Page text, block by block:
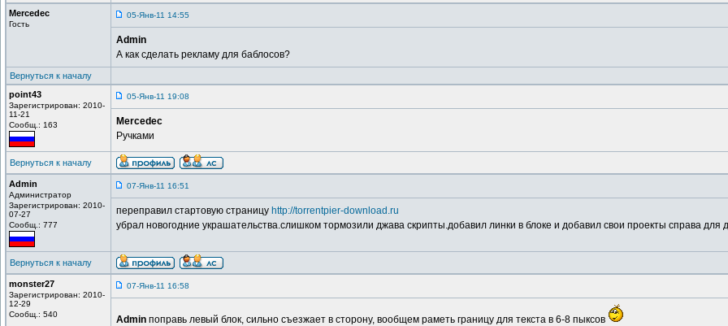
Mercedec
Гость
05-Янв-11 14:55
Admin
А как сделать рекламу для баблосов?
Вернуться к началу
point43
Зарегистрирован: 2010-
11-21
Сообщ.: 163
05-Янв-11 19:08
Mercedec
Ручками
Вернуться к началу
Admin
Администратор
Зарегистрирован: 2010-
07-27
Сообщ.: 777
07-Янв-11 16:51
переправил стартовую страницу http://torrentpier-download.ru
убрал новогодние украшательства.слишком тормозили джава скрипты.добавил линки в блоке и добавил свои проекты справа
Вернуться к началу
monster27
Зарегистрирован: 2010-
12-29
Сообщ.: 540
07-Янв-11 16:58
Admin поправь левый блок, сильно съезжает в сторону, вообщем раметь границу для текста в 6-8 пыксов